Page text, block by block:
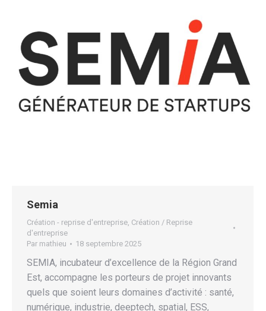
Semia
Création - reprise d'entreprise, Création / Reprise
d'entreprise
Par mathieu 18 septembre 2025
SEMIA, incubateur d’excellence de la Région Grand
Est, accompagne les porteurs de projet innovants
quels que soient leurs domaines d’activité : santé,
numérique, industrie, deeptech, spatial, ESS,